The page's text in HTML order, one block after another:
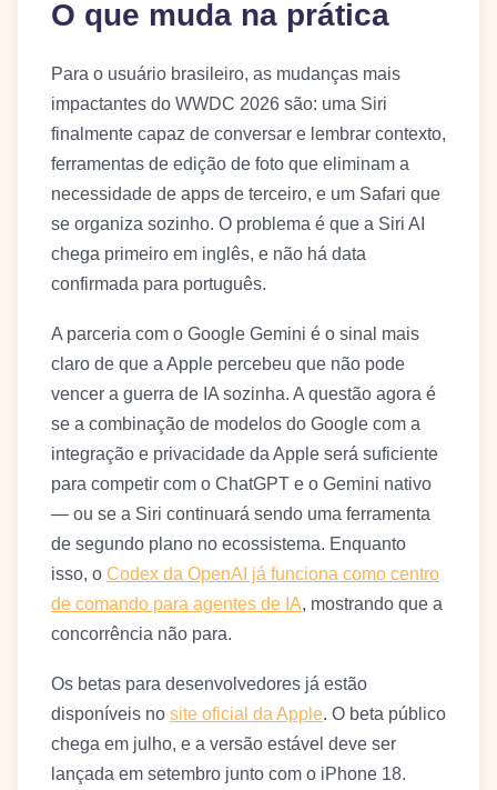
O que muda na prática
Para o usuário brasileiro, as mudanças mais
impactantes do WWDC 2026 são: uma Siri
finalmente capaz de conversar e lembrar contexto,
ferramentas de edição de foto que eliminam a
necessidade de apps de terceiro, e um Safari que
se organiza sozinho. O problema é que a Siri AI
chega primeiro em inglês, e não há data
confirmada para português.
A parceria com o Google Gemini é o sinal mais
claro de que a Apple percebeu que não pode
vencer a guerra de IA sozinha. A questão agora é
se a combinação de modelos do Google com a
integração e privacidade da Apple será suficiente
para competir com o ChatGPT e o Gemini nativo
— ou se a Siri continuará sendo uma ferramenta
de segundo plano no ecossistema. Enquanto
isso, o Codex da OpenAI já funciona como centro
de comando para agentes de IA, mostrando que a
concorrência não para.
Os betas para desenvolvedores já estão
disponíveis no site oficial da Apple. O beta público
chega em julho, e a versão estável deve ser
lançada em setembro junto com o iPhone 18.